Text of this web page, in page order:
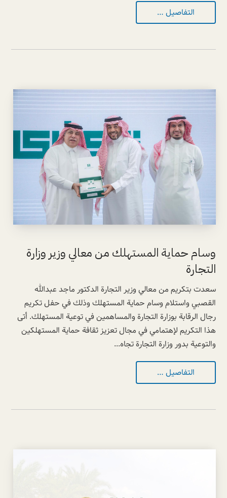
التفاصيل …
وسام حماية المستهلك من معالي وزير وزارة
التجارة
سعدت بتكريم من معالي ⁧‫وزير التجارة‬⁩ الدكتور ماجد عبدالله
القصبي واستلام وسام ⁧‫حماية المستهلك‬⁩ وذلك في حفل تكريم
رجال الرقابة بوزارة التجارة والمساهمين في توعية المستهلك. أتى
هذا التكريم لإهتمامي في مجال تعزيز ثقافة حماية المستهلكين
والتوعية بدور وزارة التجارة تجاه...
التفاصيل …